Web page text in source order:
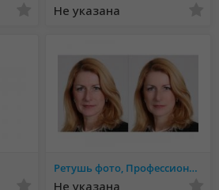
Не указана
Ретушь фото, Профессиональная обработка фото
Не указана